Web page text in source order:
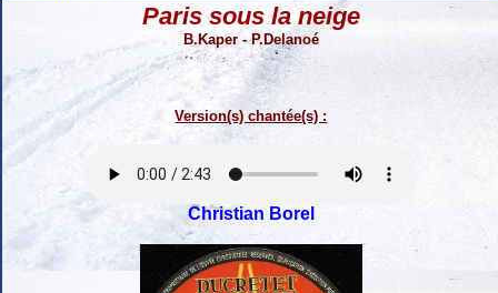
Paris sous la neige
B.Kaper - P.Delanoé
Version(s) chantée(s) :
Christian Borel